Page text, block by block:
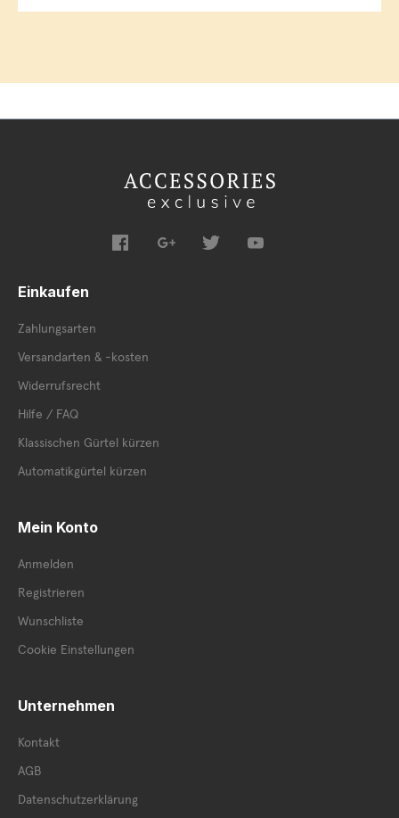
Einkaufen
Zahlungsarten
Versandarten & -kosten
Widerrufsrecht
Hilfe / FAQ
Klassischen Gürtel kürzen
Automatikgürtel kürzen
Mein Konto
Anmelden
Registrieren
Wunschliste
Cookie Einstellungen
Unternehmen
Kontakt
AGB
Datenschutzerklärung